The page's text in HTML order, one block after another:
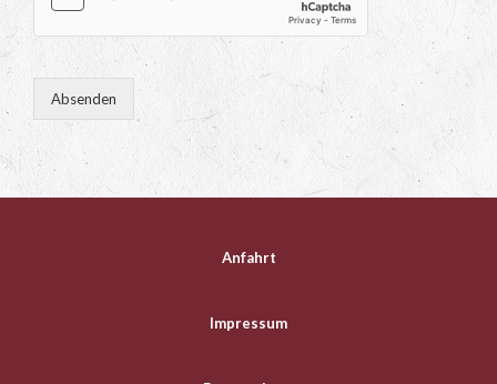
Absenden
Anfahrt
Impressum